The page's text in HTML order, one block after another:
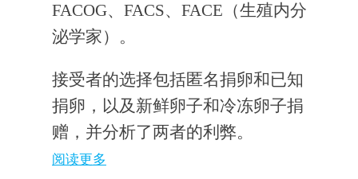
FACOG、FACS、FACE（生殖内分
泌学家）。
接受者的选择包括匿名捐卵和已知
捐卵，以及新鲜卵子和冷冻卵子捐
赠，并分析了两者的利弊。
阅读更多